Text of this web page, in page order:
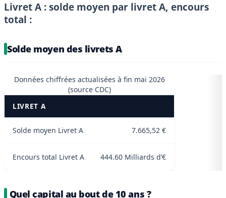
Livret A : solde moyen par livret A, encours
total :
Solde moyen des livrets A
Données chiffrées actualisées à fin mai 2026
(source CDC)
LIVRET A
Solde moyen Livret A 7.665,52 €
Encours total Livret A 444.60 Milliards d’€
Quel capital au bout de 10 ans ?